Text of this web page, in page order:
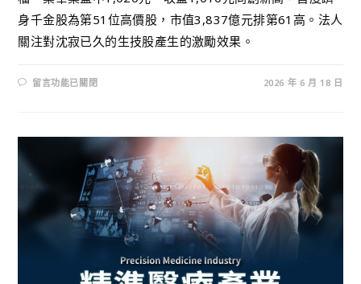
身千金股為第51位高價股，市值3,837億元排第61高。法人
關注對沈寂已久的生技股產生的激勵效果。
留言功能已關閉 2026 年 6 月 18 日